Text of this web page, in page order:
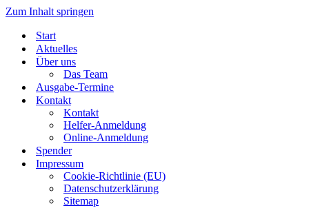
Zum Inhalt springen
Start
Aktuelles
Über uns
Das Team
Ausgabe-Termine
Kontakt
Kontakt
Helfer-Anmeldung
Online-Anmeldung
Spender
Impressum
Cookie-Richtlinie (EU)
Datenschutzerklärung
Sitemap